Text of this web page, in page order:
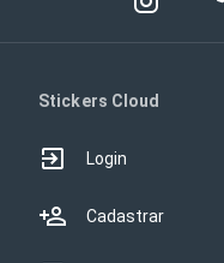
Stickers Cloud
Login
Cadastrar